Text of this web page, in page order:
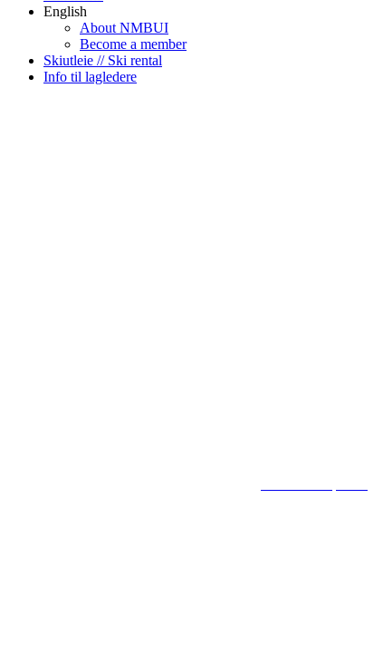
English
About NMBUI
Become a member
Skiutleie // Ski rental
Info til lagledere